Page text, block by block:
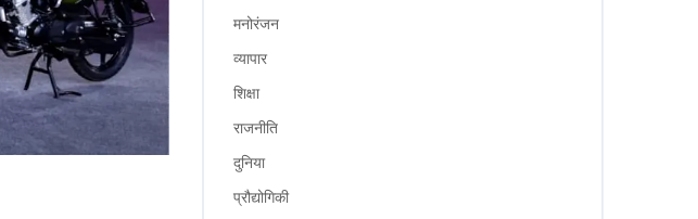
मनोरंजन
व्यापार
शिक्षा
राजनीति
दुनिया
प्रौद्योगिकी